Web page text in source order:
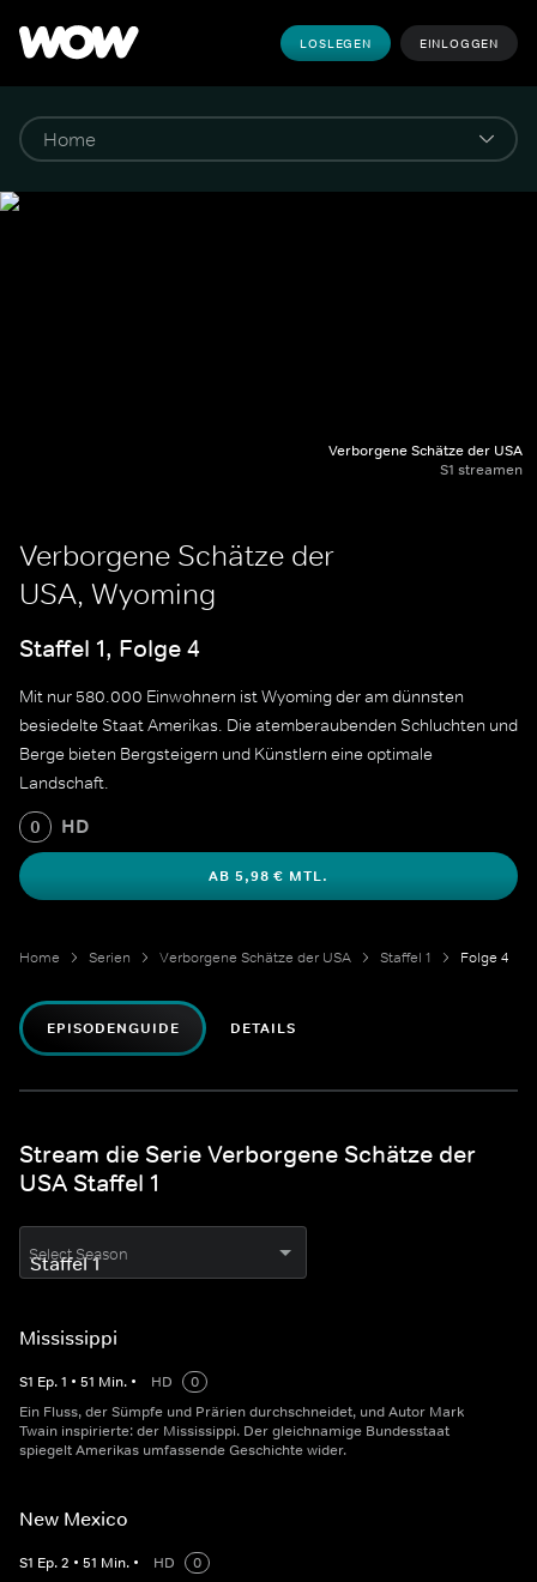
LOSLEGEN EINLOGGEN
Verborgene Schätze der USA
S1 streamen
Verborgene Schätze der
USA, Wyoming
Staffel 1, Folge 4
Mit nur 580.000 Einwohnern ist Wyoming der am dünnsten
besiedelte Staat Amerikas. Die atemberaubenden Schluchten und
Berge bieten Bergsteigern und Künstlern eine optimale
Landschaft.
0 HD
AB 5,98 € MTL.
Home Serien Verborgene Schätze der USA Staffel 1 Folge 4
EPISODENGUIDE DETAILS
Stream die Serie Verborgene Schätze der
USA Staffel 1
Select Season
Mississippi
S1 Ep.1 • 51 Min. • HD
0
Ein Fluss, der Sümpfe und Prärien durchschneidet, und Autor Mark
Twain inspirierte: der Mississippi. Der gleichnamige Bundesstaat
spiegelt Amerikas umfassende Geschichte wider.
New Mexico
S1 Ep.2 • 51 Min. • HD
0